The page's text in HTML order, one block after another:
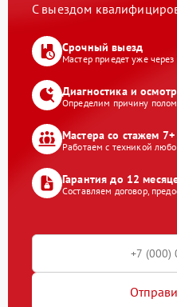
С выездом
Срочный выезд
Мастер приедет уже
Диагностика и
Определим причину
Мастера со стажем 7+
Работаем с техникой
Гарантия до 12
Составляем договор,